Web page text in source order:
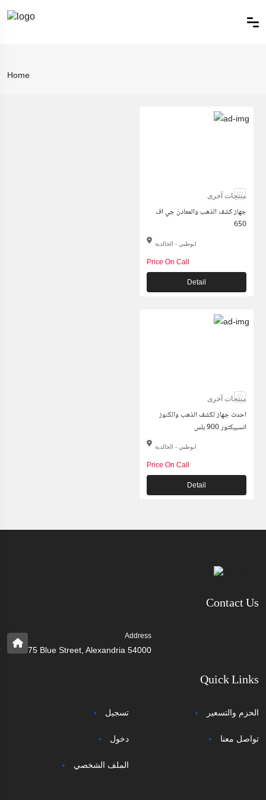
Home
منتجات آخرى
جهاز كشف الذهب والمعادن جي اف
650
ابوظبي - الخالدية
Price On Call
Detail
منتجات آخرى
احدث جهاز لكشف الذهب والكنوز
انسبيكتور 900 بلس
ابوظبي - الخالدية
Price On Call
Detail
Contact Us
Address
75 Blue Street, Alexandria 54000
Quick Links
تسجيل
دخول
الملف الشخصي
الحزم والتسعير
تواصل معنا